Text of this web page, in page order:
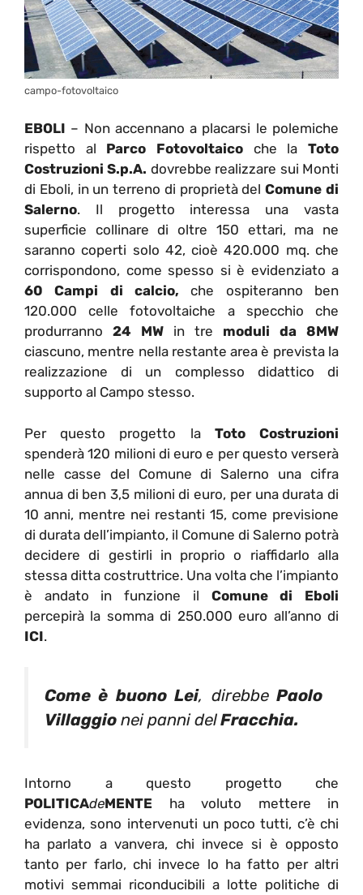
campo-fotovoltaico
EBOLI – Non accennano a placarsi le polemiche
rispetto al Parco Fotovoltaico che laToto
Costruzioni S.p.A. dovrebbe realizzare sui Monti
di Eboli, in un terreno di proprietà delComune di
Salerno. Il progetto interessa una vasta
superficie collinare di oltre 150 ettari, ma ne
saranno coperti solo 42, cioè 420.000 mq. che
corrispondono, come spesso si è evidenziato a
60 Campi di calcio,che ospiteranno ben
120.000 celle fotovoltaiche a specchio che
produrranno 24 MW in tre moduli da 8MW
ciascuno, mentre nella restante area è prevista la
realizzazione di un complesso didattico di
supporto al Campo stesso.
Per questo progetto la Toto Costruzioni
spenderà 120 milioni di euro e per questo verserà
nelle casse del Comune di Salerno una cifra
annua di ben 3,5 milioni di euro, per una durata di
10 anni, mentre nei restanti 15, come previsione
di durata dell’impianto, il Comune di Salerno potrà
decidere di gestirli in proprio o riaffidarlo alla
stessa ditta costruttrice. Una volta che l’impianto
è andato in funzione il Comune di Eboli
percepirà la somma di 250.000 euro all’anno di
ICI.
Come è buono Lei, direbbe Paolo
Villaggio nei panni delFracchia.
Intorno a questo progetto che
POLITICAdeMENTE ha voluto mettere in
evidenza, sono intervenuti un poco tutti, c’è chi
ha parlato a vanvera, chi invece si è opposto
tanto per farlo, chi invece lo ha fatto per altri
motivi semmai riconducibili a lotte politiche di